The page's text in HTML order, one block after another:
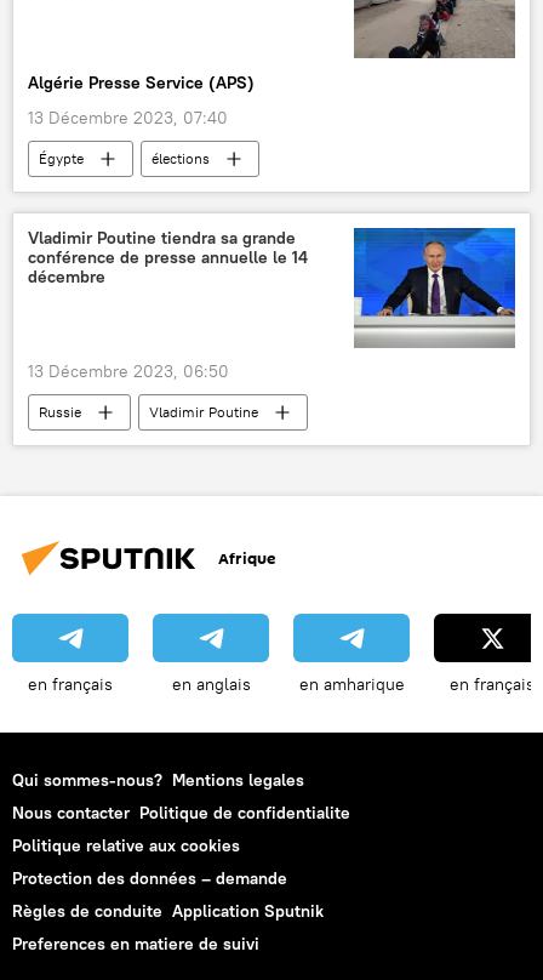
Algérie Presse Service (APS)
13 Décembre 2023, 07:40
Égypte
élections
Abdel Fattah al-Sissi
vote
mandat présidentiel
Afrique
Afrique du Nord
Vladimir Poutine tiendra sa grande
conférence de presse annuelle le 14
décembre
13 Décembre 2023, 06:50
Russie
Vladimir Poutine
conférence de presse
Kremlin
Afrique
en français en anglais en amharique en français
Qui sommes-nous? Mentions legales
Nous contacter Politique de confidentialite
Politique relative aux cookies
Protection des données – demande
Règles de conduite Application Sputnik
Preferences en matiere de suivi